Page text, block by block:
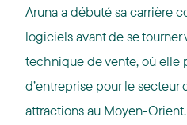
Aruna a débuté sa carrière
logiciels avant de se tourner
technique de vente, où elle
d’entreprise pour le secteur
attractions au Moyen-